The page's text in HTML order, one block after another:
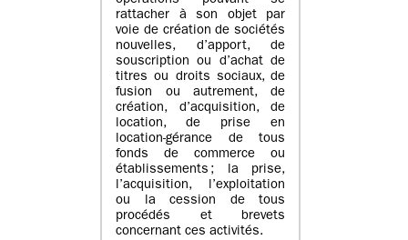
rattacher à son objet par
voie de création de sociétés
nouvelles, d’apport, de
souscription ou d’achat de
titres ou droits sociaux, de
fusion ou autrement, de
création, d’acquisition, de
location, de prise en
location-gérance de tous
fonds de commerce ou
établissements ; la prise,
l’acquisition, l’exploitation
ou la cession de tous
procédés et brevets
concernant ces activités.